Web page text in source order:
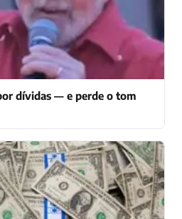
dívidas — e perde o tom